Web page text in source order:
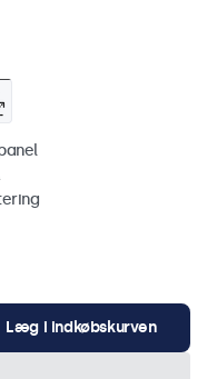
Læg i indkøbskurven